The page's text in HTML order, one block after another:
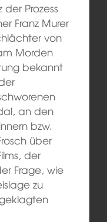
Prozess
Franz Murer
von
Morden
bekannt
an den
bzw.
über
der
Frage, wie
zu